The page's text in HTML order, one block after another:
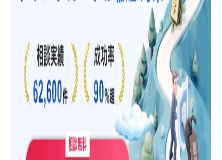
申請時に押さえておきたい実務ポイント
関連キーワードが削除されない場合に検討すべ
削除代行サービスへの依頼
削除依頼を得意とする弁護士への相談・依頼
関連キーワードの削除にかかる費用
削除だけでは不十分？再発を防ぐためにできる
関連キーワードの削除に関する誤解
関連キーワードの削除で悩んだときは弁護士へ
相談しよう